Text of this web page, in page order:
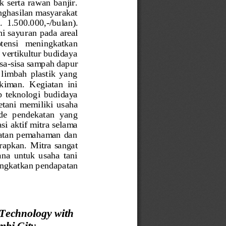
serta rawan  banjir.
masyarakat
1.500.000,-/bulan).
sayuran pada areal
meningkatkan
vertikultur budidaya
-sisa sampah dapur
limbah  plastik  yang
Kegiatan  ini
teknologi budidaya
memiliki  usaha
pendekatan  yang
aktif mitra selama
pemahaman  dan
Mitra sangat
untuk  usaha  tani
pendapatan
with